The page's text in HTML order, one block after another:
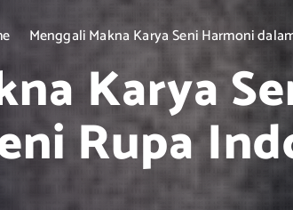
Menggali Makna Karya Seni Harmoni
Karya
Rupa